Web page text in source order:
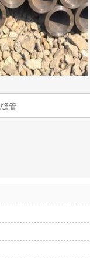
管